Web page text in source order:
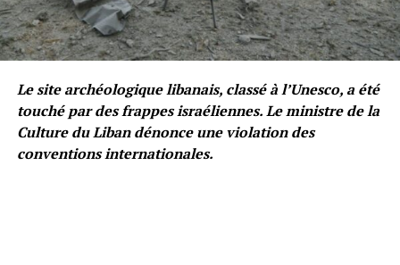
Le site archéologique libanais, classé à l’Unesco, a été
touché par des frappes israéliennes. Le ministre de la
Culture du Liban dénonce une violation des
conventions internationales.